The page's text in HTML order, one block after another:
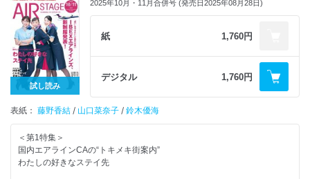
4 全日本空輸
6 ANAグループ グランドスタッフ
8日本航空
10 JALグループ グランドスタッフ
12 ANAウイングス
13 ジェイエア
14 日本トランスオーシャン
航空
15 エアージャパン
16 スカイマーク
20 ソラシドエア
22 スターフライヤー
24 フジドリームエアラインズ
Readers With（読者のお便りページ）
【新連載！】エアステージ・エアラインスクール人気講師が伝授する 受
験生が得するヒント
CAになるための教科書
外資系CA Tokoのチャットルーム
読者プレゼント
CA＆グランドスタッフ 筆記試験講座（国語／英語／社会／理数）
CONTENTS
AD
（裏表紙）【特別付録】THE ANA BOOK 2026
（表紙）【特別付録】THE ANA BOOK 2026 ※このページから御覧くだ
さい
2025年新卒採用で、見事JALとANAから内定を得た先輩たちの「合格メ
ソッド」を公開する特集です。書類作成から面接対策まで、リアルな体験
談は就活に役立つヒント満載です。
＜第3特集＞
航空管制官、入国審査官、入国警備官、税関、検疫、その最前線の仕事に
迫る
空港を支える国家公務員の仕事図鑑
空の仕事は、CAやグランドスタッフだけに限りません。航空管制官、入
国審査官、税関、検疫など、公務員として空港を舞台に活躍できる仕事も
あります。空港での多彩なキャリアを知ることで、空の仕事の世界はさら
試し読み
2025年10月・11月合併号 (発売日2025年08月28日)
紙 1,760円
デジタル 1,760円
表紙： 藤野香結 / 山口菜奈子 / 鈴木優海
＜第1特集＞
国内エアラインCAの“トキメキ街案内”
わたしの好きなステイ先